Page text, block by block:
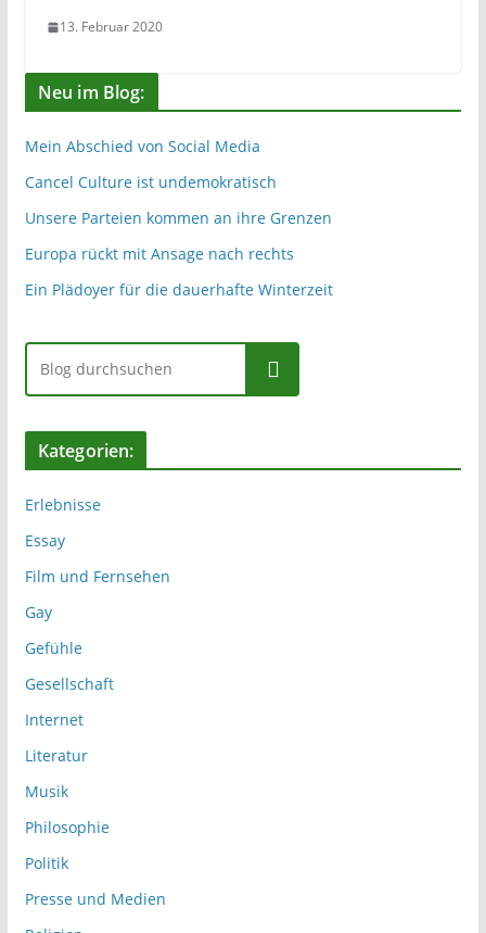
13. Februar 2020
Neu im Blog:
Mein Abschied von Social Media
Cancel Culture ist undemokratisch
Unsere Parteien kommen an ihre Grenzen
Europa rückt mit Ansage nach rechts
Ein Plädoyer für die dauerhafte Winterzeit
Suchen
Kategorien:
Erlebnisse
Essay
Film und Fernsehen
Gay
Gefühle
Gesellschaft
Internet
Literatur
Musik
Philosophie
Politik
Presse und Medien